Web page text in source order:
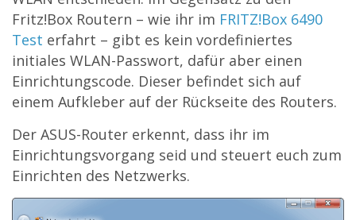
Fritz!Box Routern – wie ihr im FRITZ!Box 6490
Test erfahrt – gibt es kein vordefiniertes
initiales WLAN-Passwort, dafür aber einen
Einrichtungscode. Dieser befindet sich auf
einem Aufkleber auf der Rückseite des Routers.
Der ASUS-Router erkennt, dass ihr im
Einrichtungsvorgang seid und steuert euch zum
Einrichten des Netzwerks.